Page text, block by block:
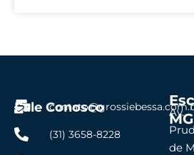
Fale Conosco
(31) 3658-8228
MG
Av.
de